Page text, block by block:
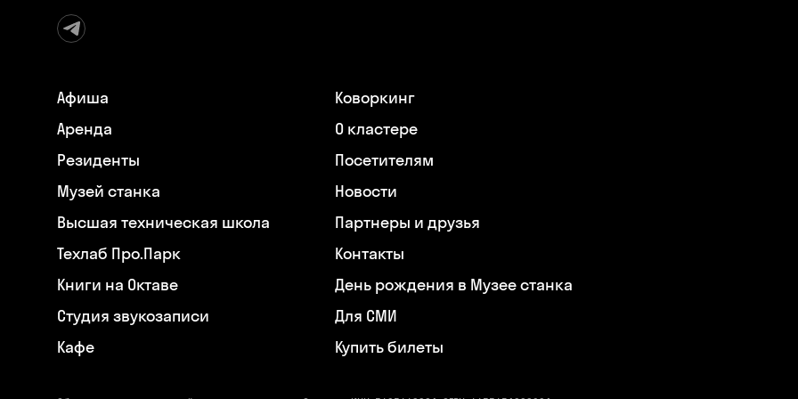
Афиша
Аренда
Резиденты
Музей станка
Высшая техническая школа
Техлаб Про.Парк
Книги на Октаве
Студия звукозаписи
Кафе
Коворкинг
О кластере
Посетителям
Новости
Партнеры и друзья
Контакты
День рождения в Музее станка
Для СМИ
Купить билеты